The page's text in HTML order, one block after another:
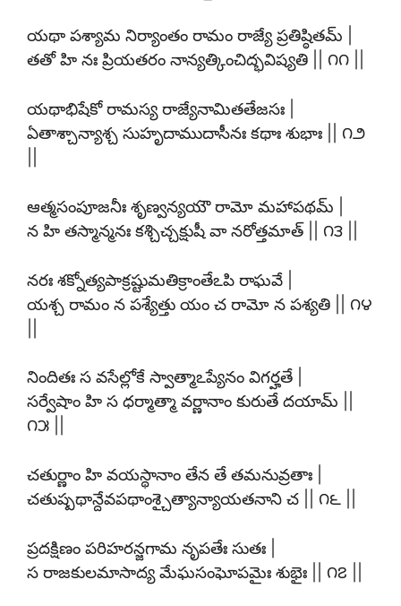
యథా పశ్యామ నిర్యాంతం రామం రాజ్యే ప్రతిష్ఠితమ్ |
తతో హి నః ప్రియతరం నాన్యత్కించిద్భవిష్యతి || ౧౧ ||
యథాభిషేకో రామస్య రాజ్యేనామితతేజసః |
ఏతాశ్చాన్యాశ్చ సుహృదాముదాసీనః కథాః శుభాః || ౧౨
ఆత్మసంపూజనీః శృణ్వన్యయౌ రామో మహాపథమ్ |
న హి తస్మాన్మనః కశ్చిచ్చక్షుషీ వా నరోత్తమాత్ || ౧౩ ||
నరః శక్నోత్యపాక్రష్టుమతిక్రాంతేఽపి రాఘవే |
యశ్చ రామం న పశ్యేత్తు యం చ రామో న పశ్యతి || ౧౪
నిందితః స వసేల్లోకే స్వాత్మాఽప్యేనం విగర్హతే |
సర్వేషాం హి స ధర్మాత్మా వర్ణానాం కురుతే దయామ్ ||
౧౫ ||
చతుర్ణాం హి వయస్థానాం తేన తే తమనువ్రతాః |
చతుష్పథాన్దేవపథాంశ్చైత్యాన్యాయతనాని చ || ౧౬ ||
ప్రదక్షిణం పరిహరన్జగామ నృపతేః సుతః |
స రాజకులమాసాద్య మేఘసంఘోపమైః శుభైః || ౧౭ ||